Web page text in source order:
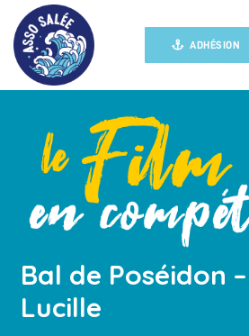
ADHÉSION
Bal de Poséidon
Lucille